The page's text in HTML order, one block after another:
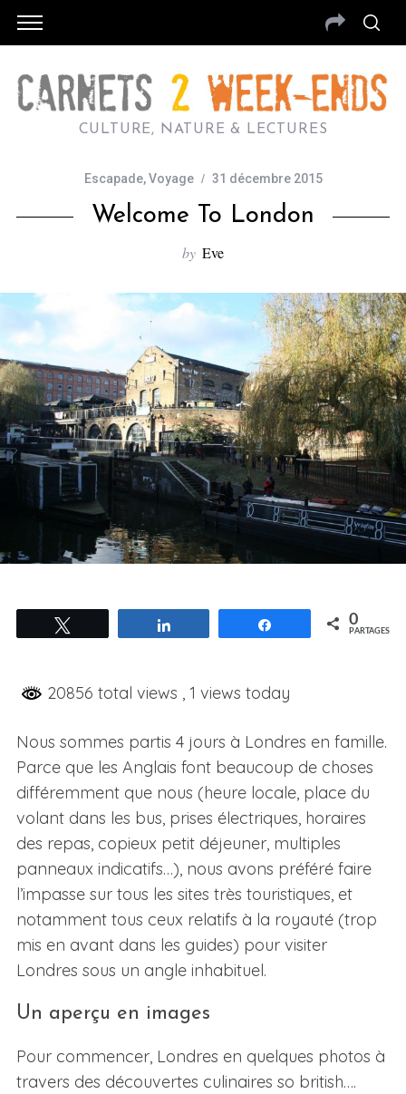
CULTURE, NATURE & LECTURES
Escapade,Voyage 31 décembre 2015
Welcome To London
by Eve
Partagez 0
PARTAGES
20856 total views , 1 views today
Nous sommes partis 4 jours à Londres en famille.
Parce que les Anglais font beaucoup de choses
différemment que nous (heure locale, place du
volant dans les bus, prises électriques, horaires
des repas, copieux petit déjeuner, multiples
panneaux indicatifs…), nous avons préféré faire
l’impasse sur tous les sites très touristiques, et
notamment tous ceux relatifs à la royauté (trop
mis en avant dans les guides) pour visiter
Londres sous un angle inhabituel.
Un aperçu en images
Pour commencer, Londres en quelques photos à
travers des découvertes culinaires so british….